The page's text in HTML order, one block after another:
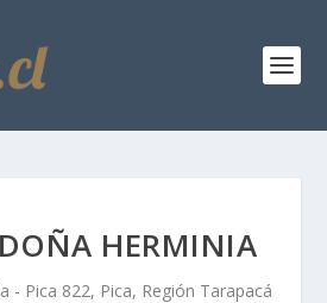
HERMINIA
- Pica 822, Pica, Región Tarapacá